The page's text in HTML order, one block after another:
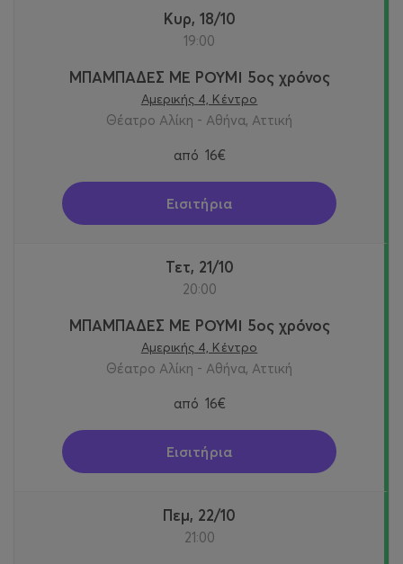
Κυρ, 18/10
19:00
ΜΠΑΜΠΑΔΕΣ ΜΕ ΡΟΥΜΙ 5ος χρόνος
Αμερικής 4, Κέντρο
Θέατρο Αλίκη - Αθήνα, Αττική
από 16€
Εισιτήρια
Τετ, 21/10
20:00
ΜΠΑΜΠΑΔΕΣ ΜΕ ΡΟΥΜΙ 5ος χρόνος
Αμερικής 4, Κέντρο
Θέατρο Αλίκη - Αθήνα, Αττική
από 16€
Εισιτήρια
Πεμ, 22/10
21:00